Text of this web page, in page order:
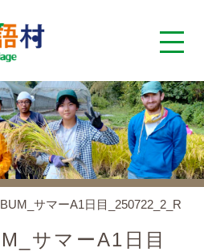
サマーA1日目_250722_2_R
サマーA1日目